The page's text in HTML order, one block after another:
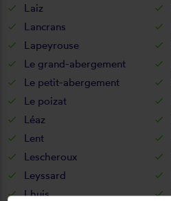
Laiz
Lancrans
Lapeyrouse
Le grand-abergement
Le petit-abergement
Le poizat
Léaz
Lent
Lescheroux
Leyssard
Lhuis